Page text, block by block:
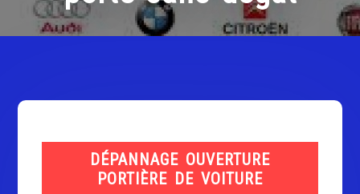
DÉPANNAGE OUVERTURE
PORTIÈRE DE VOITURE